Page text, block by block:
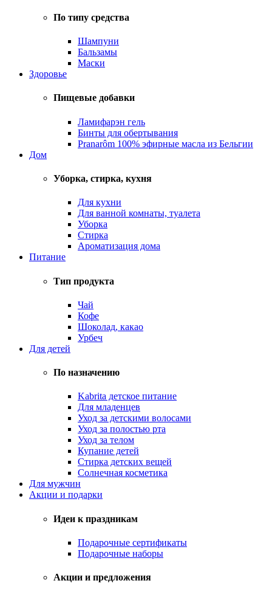
По типу средства
Шампуни
Бальзамы
Маски
Здоровье
Пищевые добавки
Ламифарэн гель
Бинты для обертывания
Pranarôm 100% эфирные масла из Бельгии
Дом
Уборка, стирка, кухня
Для кухни
Для ванной комнаты, туалета
Уборка
Стирка
Ароматизация дома
Питание
Тип продукта
Чай
Кофе
Шоколад, какао
Урбеч
Для детей
По назначению
Kabrita детское питание
Для младенцев
Уход за детскими волосами
Уход за полостью рта
Уход за телом
Купание детей
Стирка детских вещей
Солнечная косметика
Для мужчин
Акции и подарки
Идеи к праздникам
Подарочные сертификаты
Подарочные наборы
Акции и предложения